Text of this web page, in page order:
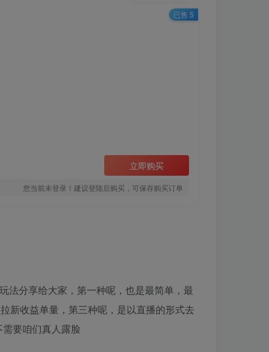
立即购买
您当前未登录！建议登陆后购买，可保存购买订单
已售 5
法分享给大家，第一种呢，也是最简单，最
新收益单量，第三种呢，是以直播的形式去
要咱们真人露脸